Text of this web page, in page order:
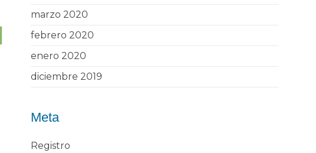
marzo 2020
febrero 2020
enero 2020
diciembre 2019
Meta
Registro